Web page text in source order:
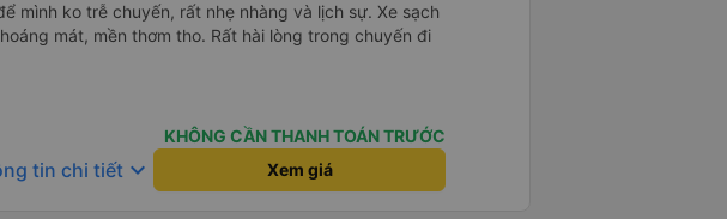
mình ko trễ chuyến, rất nhẹ nhàng và lịch sự. Xe sạch
mát, mền thơm tho. Rất hài lòng trong chuyến đi
KHÔNG CẦN THANH TOÁN TRƯỚC
tin chi tiết keyboard_arrow_down Xem giá